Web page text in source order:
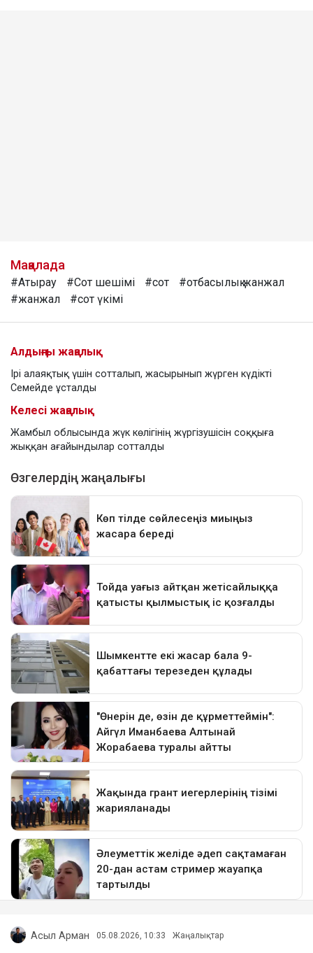
Мақалада
#Атырау #Сот шешімі #сот
#отбасылық жанжал
#жанжал
#сот үкімі
Алдыңғы жаңалық
Ірі алаяқтық үшін сотталып, жасырынып жүрген күдікті
Семейде ұсталды
Келесі жаңалық
Жамбыл облысында жүк көлігінің жүргізушісін соққыға
жыққан ағайындылар сотталды
Асыл Арман 05.08.2026, 10:33 Жаңалықтар